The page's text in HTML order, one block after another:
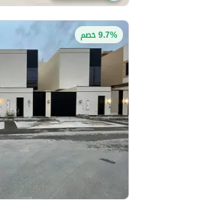
9.7% خصم